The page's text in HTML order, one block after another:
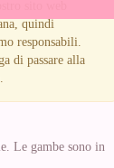
quindi
responsabili.
di passare alla
Le gambe sono in